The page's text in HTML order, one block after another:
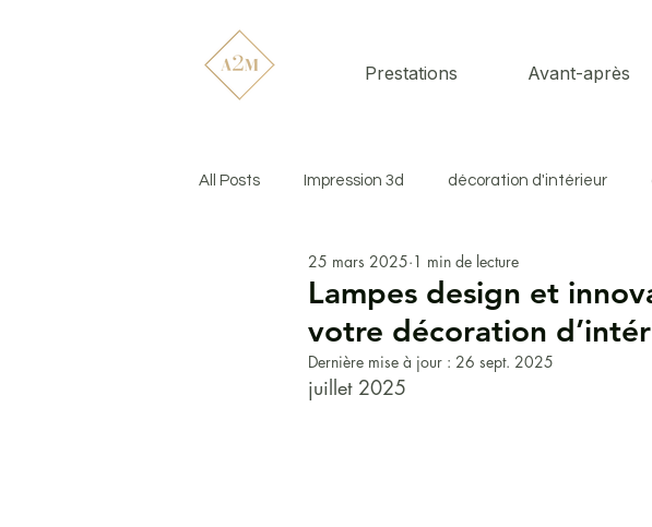
Prestations Avant-après
All Posts Impression 3d décoration d'intérieur
Design & Déco Restauration de meubles anciens
Nouveautés de l’atelier Couleurs tendance
Lampes design et
votre décoration
25 mars 2025 1 min de lecture
Dernière mise à jour : 26 sept. 2025
juillet 2025